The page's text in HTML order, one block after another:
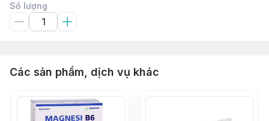
Số lượng
Các sản phẩm, dịch vụ khác